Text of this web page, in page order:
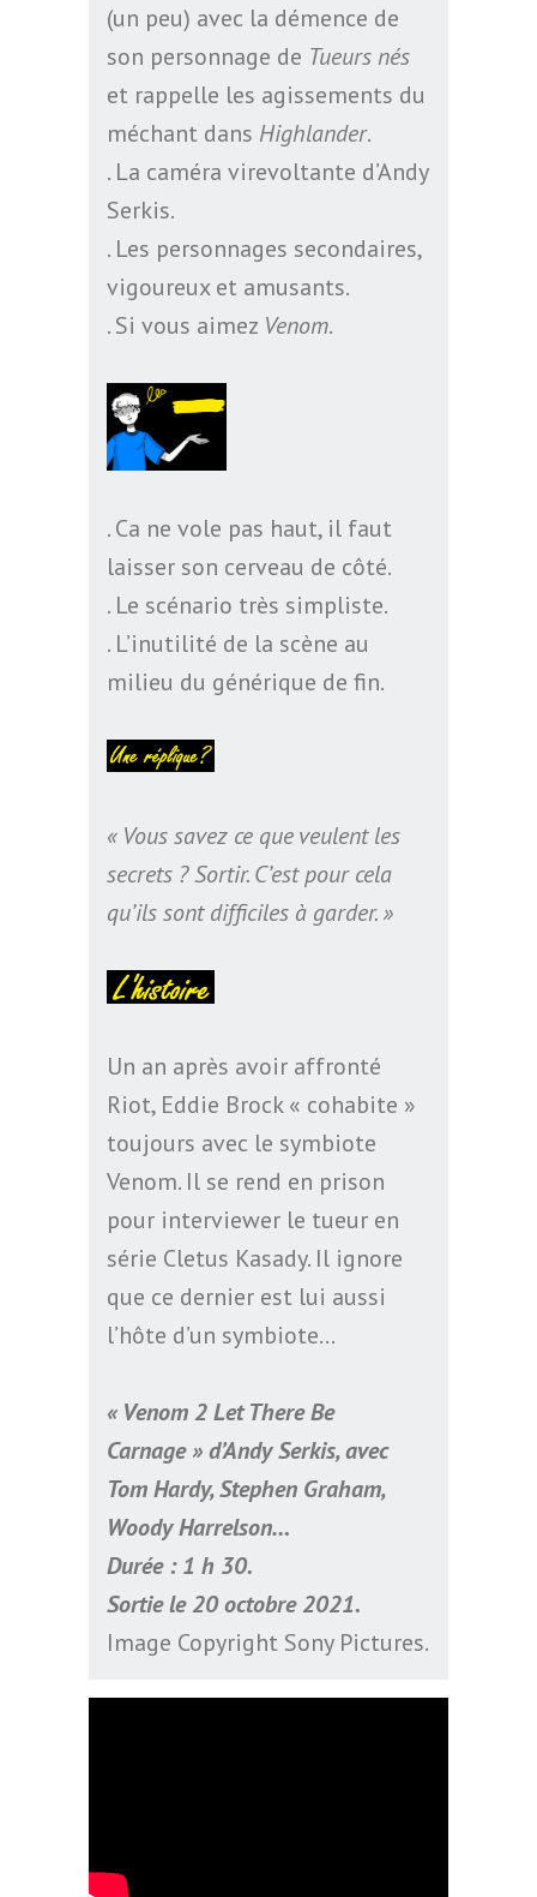
(un peu) avec la démence de
son personnage de Tueurs nés
et rappelle les agissements du
méchant dans Highlander.
. La caméra virevoltante d’Andy
Serkis.
. Les personnages secondaires,
vigoureux et amusants.
. Si vous aimez Venom.
. Ca ne vole pas haut, il faut
laisser son cerveau de côté.
. Le scénario très simpliste.
. L’inutilité de la scène au
milieu du générique de fin.
« Vous savez ce que veulent les
secrets ? Sortir. C’est pour cela
qu’ils sont difficiles à garder. »
Un an après avoir affronté
Riot, Eddie Brock « cohabite »
toujours avec le symbiote
Venom. Il se rend en prison
pour interviewer le tueur en
série Cletus Kasady. Il ignore
que ce dernier est lui aussi
l’hôte d’un symbiote…
« Venom 2 Let There Be
Carnage » d’Andy Serkis, avec
Tom Hardy, Stephen Graham,
Woody Harrelson…
Durée : 1 h 30.
Sortie le 20 octobre 2021.
Image Copyright Sony Pictures.